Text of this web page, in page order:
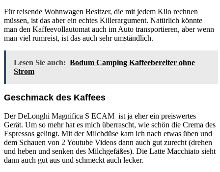
Für reisende Wohnwagen Besitzer, die mit jedem Kilo rechnen
müssen, ist das aber ein echtes Killerargument. Natürlich könnte
man den Kaffeevollautomat auch im Auto transportieren, aber wenn
man viel rumreist, ist das auch sehr umständlich.
Lesen Sie auch: Bodum Camping Kaffeebereiter ohne
Strom
Geschmack des Kaffees
Der DeLonghi Magnifica S ECAM ist ja eher ein preiswertes
Gerät. Um so mehr hat es mich überrascht, wie schön die Crema des
Espressos gelingt. Mit der Milchdüse kam ich nach etwas üben und
dem Schauen von 2 Youtube Videos dann auch gut zurecht (drehen
und heben und senken des Milchgefäßes). Die Latte Macchiato sieht
dann auch gut aus und schmeckt auch lecker.